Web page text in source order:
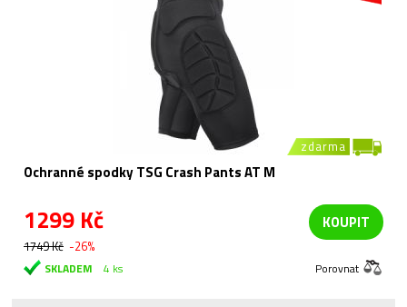
zdarma
Ochranné spodky TSG Crash Pants AT M
1299 Kč
1749 Kč -26%
KOUPIT
SKLADEM 4 ks Porovnat